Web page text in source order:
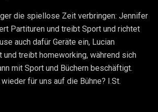
die spiellose Zeit verbringen: Jennifer
Partituren und treibt Sport und richtet
auch dafür Geräte ein, Lucian
und treibt homeworking, während sich
mit Sport und Büchern beschäftigt.
für uns auf die Bühne? I.St.